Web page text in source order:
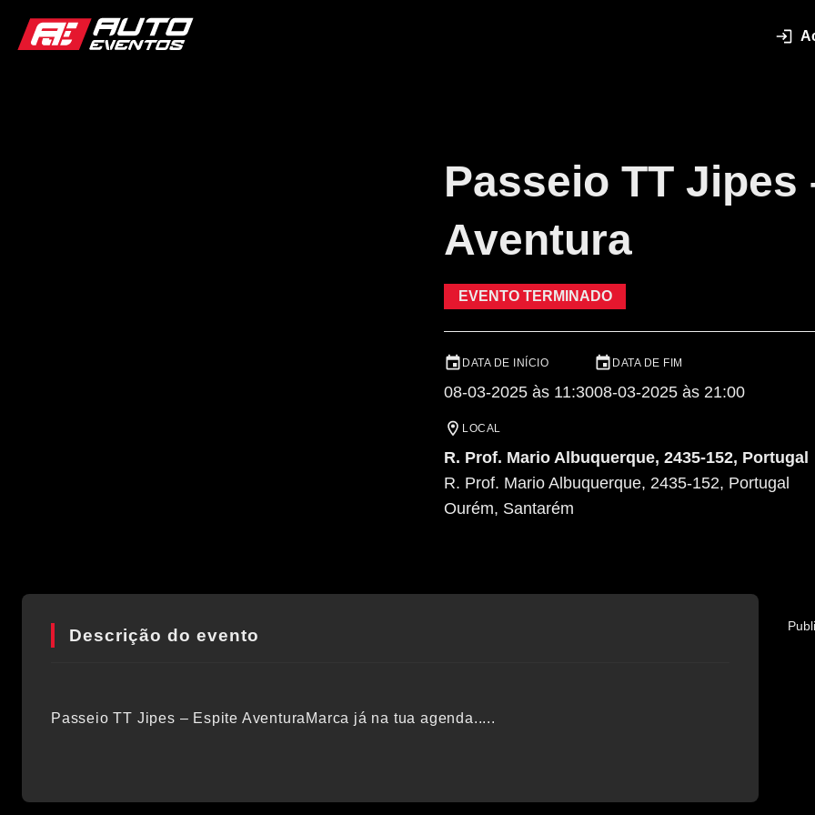
Passeio TT Jipes
Aventura
EVENTO TERMINADO
DATA DE INÍCIO
08-03-2025 às 11:30
DATA DE FIM
08-03-2025 às 21:00
LOCAL
R. Prof. Mario Albuquerque, 2435-152, Portugal
R. Prof. Mario Albuquerque, 2435-152, Portugal
Ourém, Santarém
Descrição do evento
Passeio TT Jipes – Espite AventuraMarca já na tua agenda.....